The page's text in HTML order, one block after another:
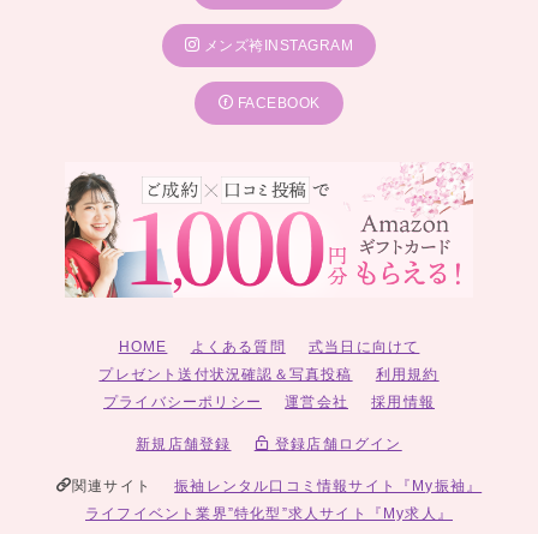
メンズ袴INSTAGRAM
FACEBOOK
HOME よくある質問
式当日に向けて
プレゼント送付状況確認＆写真投稿
利用規約
プライバシーポリシー
運営会社 採用情報
新規店舗登録 登録店舗ログイン
関連サイト
振袖レンタル口コミ情報サイト『My振袖』
ライフイベント業界”特化型”求人サイト『My求人』